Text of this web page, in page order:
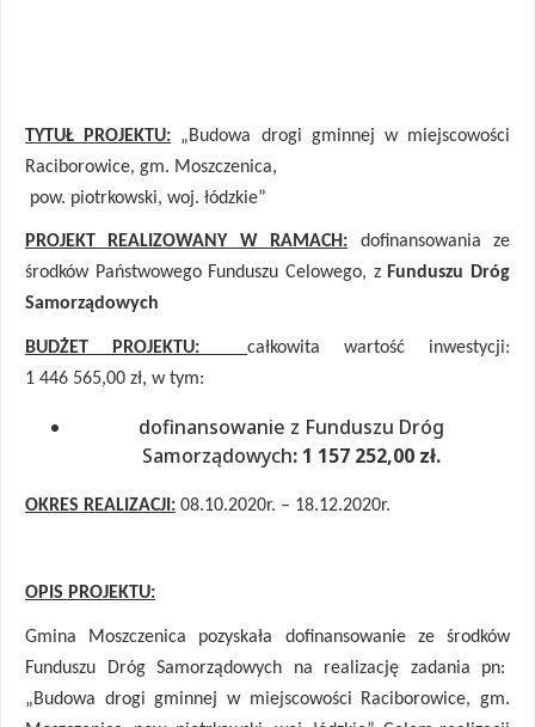
TYTUŁ PROJEKTU: „Budowa drogi gminnej w miejscowości
Raciborowice, gm. Moszczenica,
pow. piotrkowski, woj. łódzkie”
PROJEKT REALIZOWANY W RAMACH: dofinansowania ze
środków Państwowego Funduszu Celowego, zFunduszu Dróg
Samorządowych
BUDŻET PROJEKTU:
całkowita wartość inwestycji:
1 446 565,00 zł, w tym:
dofinansowanie z Funduszu Dróg
Samorządowych: 1 157 252,00 zł.
OKRES REALIZACJI: 08.10.2020r. – 18.12.2020r.
OPIS PROJEKTU:
Gmina Moszczenica pozyskała dofinansowanie ze środków
Funduszu Dróg Samorządowych na realizację zadania pn:
„Budowa drogi gminnej w miejscowości Raciborowice, gm.